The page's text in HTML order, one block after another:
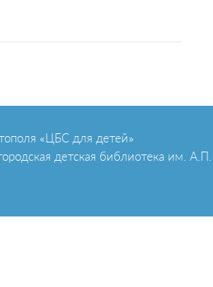
«ЦБС для детей»
детская библиотека им. А.П.